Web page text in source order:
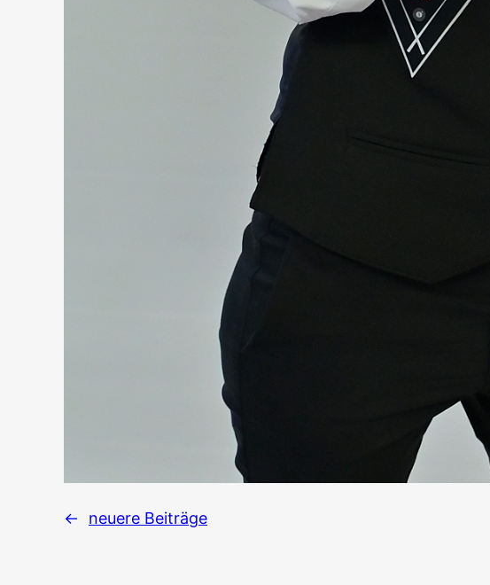
← neuere Beiträge